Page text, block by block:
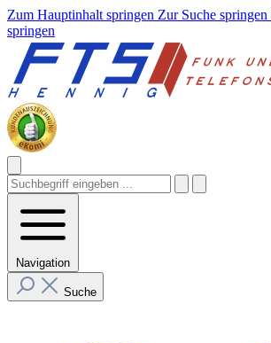
Zum Hauptinhalt springen Zur Suche springen
springen
Navigation
Suche